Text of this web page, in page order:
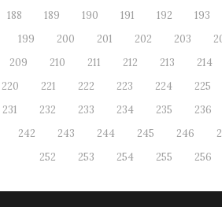
188
189 190 191 192 193
199
200 201 202 203
209
210 211 212 213 214
220
221 222 223 224 225
231
232 233 234 235 236
242
243 244 245 246
252
253 254 255 256